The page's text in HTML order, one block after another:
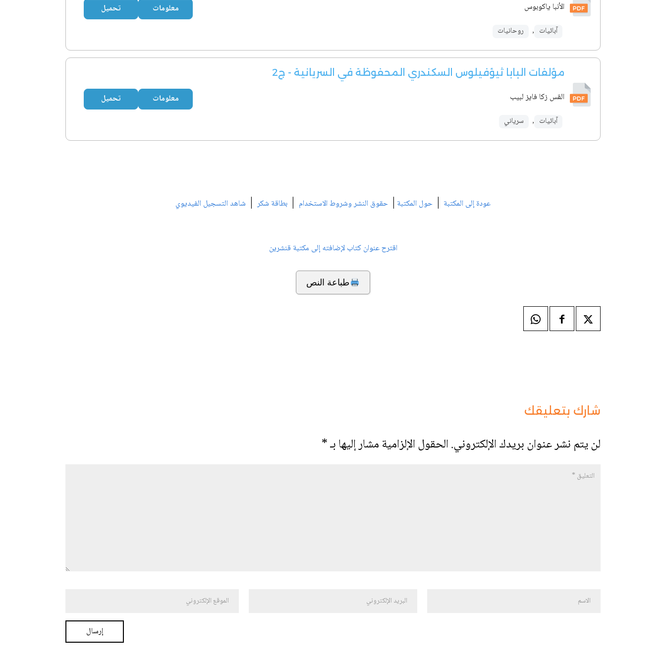
الأنبا ياكوبوس
آبائيات , روحانيات
معلومات تحميل
مؤلفات البابا ثيؤفيلوس السكندري المحفوظة في السريانية - ج2
القس زكا فايز لبيب
آبائيات , سرياني
معلومات تحميل
عودة إلى المكتبة | حول المكتبة | حقوق النشر وشروط الاستخدام | بطاقة شكر| شاهد التسجيل الفيديوي
اقترح عنوان كتاب لإضافته إلى مكتبة قنشرين
طباعة النص
شارك بتعليقك
لن يتم نشر عنوان بريدك الإلكتروني.الحقول الإلزامية مشار إليها بـ*